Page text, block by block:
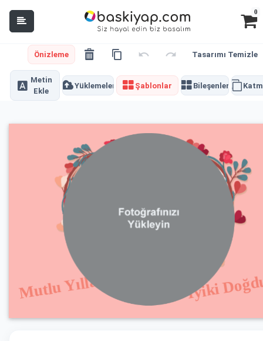
0
Önizleme Tasarımı Temizle
Metin
Ekle
Yüklemeler Şablonlar Bileşenler